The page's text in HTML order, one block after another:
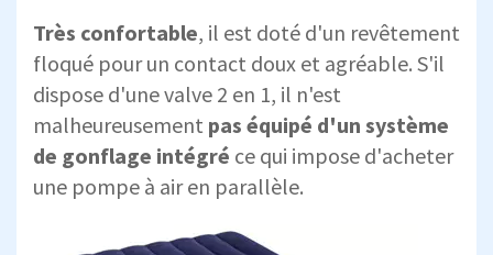
Très confortable, il est doté d'un revêtement
floqué pour un contact doux et agréable. S'il
dispose d'une valve 2 en 1, il n'est
malheureusement pas équipé d'un système
de gonflage intégré ce qui impose d'acheter
une pompe à air en parallèle.